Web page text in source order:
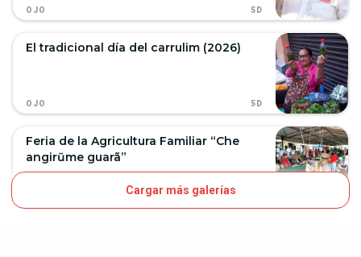
OJO 5D
El tradicional día del carrulim (2026)
OJO 5D
Feria de la Agricultura Familiar “Che
angirũme guarã”
Cargar más galerías